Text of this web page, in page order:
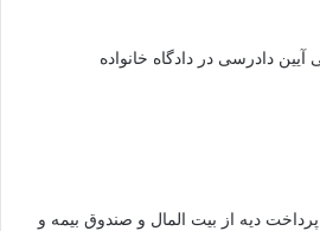
آیین دادرسی در دادگاه خانواده
دیه از بیت المال و صندوق بیمه و